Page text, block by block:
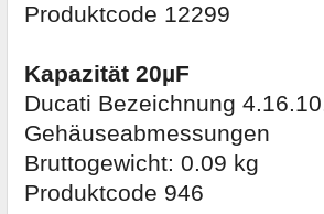
Produktcode 12299
Kapazität 20µF
Ducati Bezeichnung
Gehäuseabmessungen
Bruttogewicht: 0.09 kg
Produktcode 946